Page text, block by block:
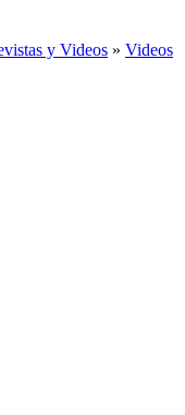
y Videos » Videos